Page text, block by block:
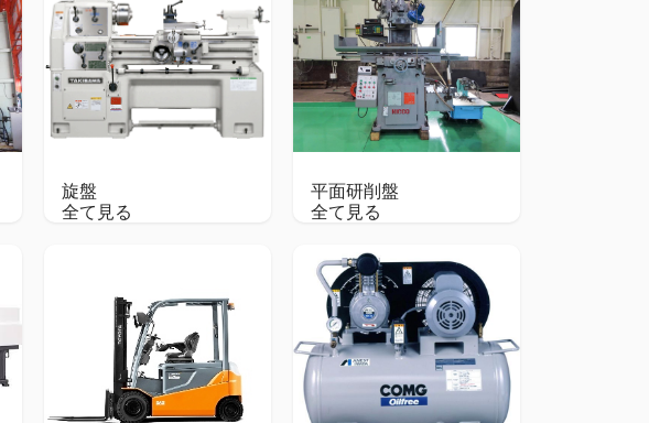
旋盤
全て見る
平面研削盤
全て見る